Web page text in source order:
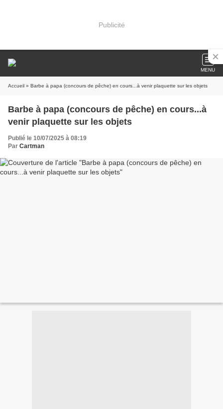
Publicité
MENU
Accueil » Barbe à papa (concours de pêche) en cours...à venir plaquette sur les objets
Barbe à papa (concours de pêche) en cours...à
venir plaquette sur les objets
Publié le 10/07/2025 à 08:19
Par Cartman